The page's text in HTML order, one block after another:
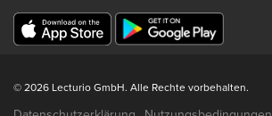
© 2026 Lecturio GmbH. Alle Rechte vorbehalten.